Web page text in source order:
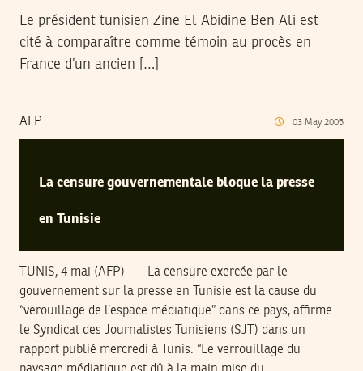
Le président tunisien Zine El Abidine Ben Ali est
cité à comparaître comme témoin au procès en
France d’un ancien […]
AFP 03 May 2005
La censure gouvernementale bloque la presse
en Tunisie
TUNIS, 4 mai (AFP) – – La censure exercée par le
gouvernement sur la presse en Tunisie est la cause du
“verouillage de l’espace médiatique” dans ce pays, affirme
le Syndicat des Journalistes Tunisiens (SJT) dans un
rapport publié mercredi à Tunis. “Le verrouillage du